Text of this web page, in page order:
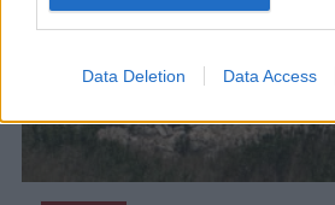
Data Deletion Data Access